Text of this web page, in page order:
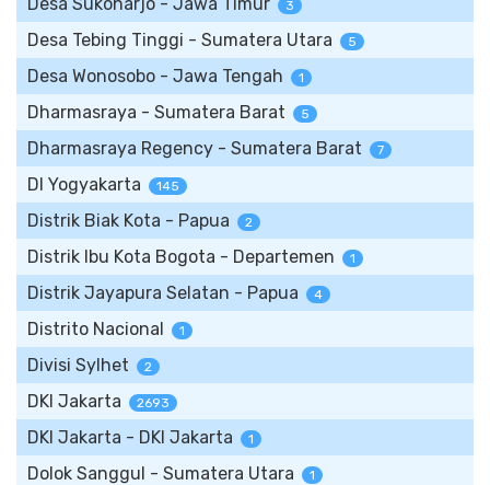
3
Desa Tebing Tinggi - Sumatera Utara 5
Desa Wonosobo - Jawa Tengah 1
Dharmasraya - Sumatera Barat 5
Dharmasraya Regency - Sumatera Barat 7
DI Yogyakarta 145
Distrik Biak Kota - Papua 2
Distrik Ibu Kota Bogota - Departemen 1
Distrik Jayapura Selatan - Papua 4
Distrito Nacional 1
Divisi Sylhet 2
DKI Jakarta 2693
DKI Jakarta - DKI Jakarta 1
Dolok Sanggul - Sumatera Utara 1